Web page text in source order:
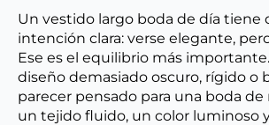
Un vestido largo boda de día tiene
intención clara: verse elegante,
Ese es el equilibrio más
diseño demasiado oscuro, rígido o
parecer pensado para una boda de
un tejido fluido, un color luminoso